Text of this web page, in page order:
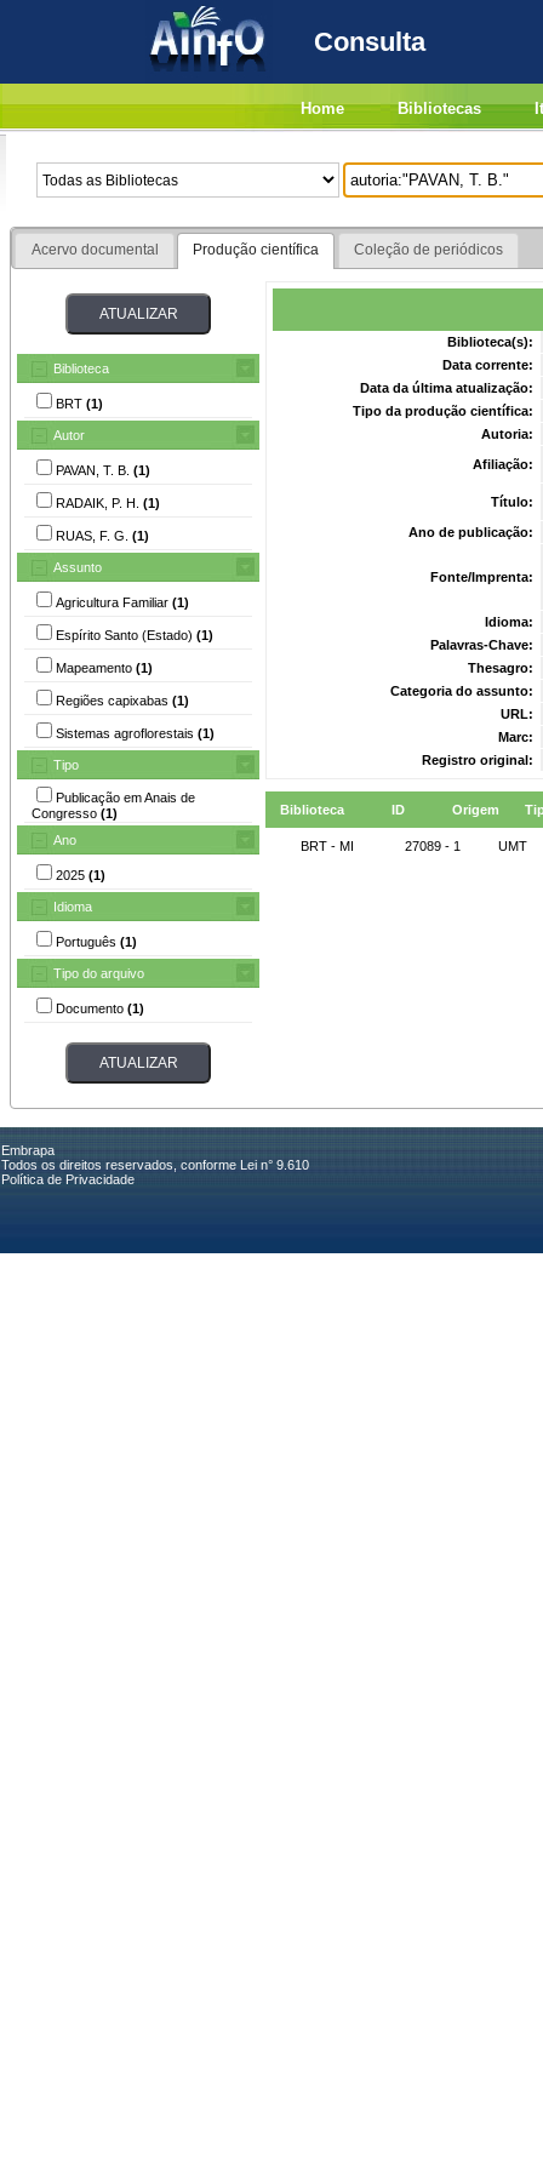
Consulta
Home Bibliotecas
Acervo documental Produção científica Coleção de periódicos
Biblioteca
BRT (1)
Autor
PAVAN, T. B. (1)
RADAIK, P. H. (1)
RUAS, F. G. (1)
Assunto
Agricultura Familiar (1)
Espírito Santo (Estado) (1)
Mapeamento (1)
Regiões capixabas (1)
Sistemas agroflorestais (1)
Tipo
Publicação em Anais de
Congresso (1)
Ano
2025 (1)
Idioma
Português (1)
Tipo do arquivo
Documento (1)
Biblioteca(s):
Data corrente:
Data da última atualização:
Tipo da produção científica:
Autoria:
Afiliação:
Título:
Ano de publicação:
Fonte/Imprenta:
Idioma:
Palavras-Chave:
Thesagro:
Categoria do assunto:
URL:
Marc:
Registro original:
Biblioteca ID Origem
BRT - MI 27089 - 1 UMT
Embrapa
Todos os direitos reservados, conforme Lei n° 9.610
Política de Privacidade